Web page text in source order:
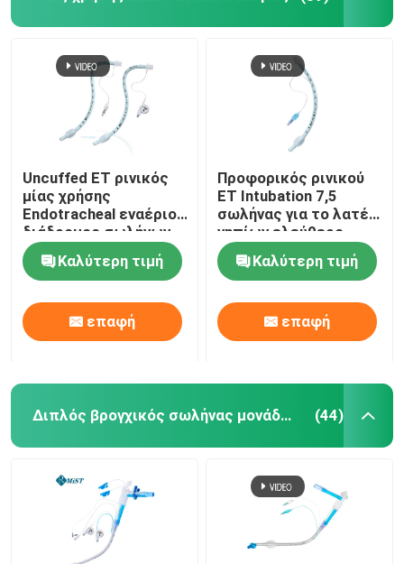
Uncuffed ET ρινικός
μίας χρήσης
Endotracheal εναέριος
διάδρομος σωλήνων
για το χειρουργικό
cOemΚαλύτερη τιμή
επαφή
Προφορικός ρινικού
ET Intubation 7,5
σωλήνας για το λατέξ
νηπίων ελεύθερο
Καλύτερη τιμή
επαφή
Διπλός βρογχικός σωλήνας μονάδων λούμεν (44)